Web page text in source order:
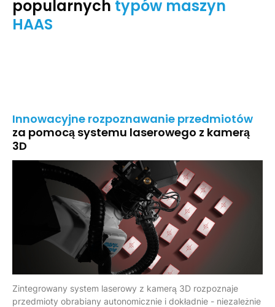
popularnych typów maszyn
HAAS
Innowacyjne rozpoznawanie przedmiotów
za pomocą systemu laserowego z kamerą
3D
Zintegrowany system laserowy z kamerą 3D rozpoznaje
przedmioty obrabiany autonomicznie i dokładnie - niezależnie